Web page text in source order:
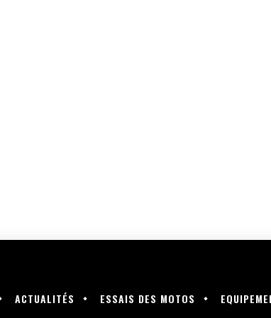
ACTUALITÉS ESSAIS DES MOTOS